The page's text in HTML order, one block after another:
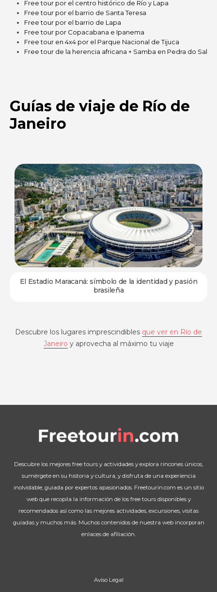
Free tour por el centro histórico de Río y Lapa
Free tour por el barrio de Santa Teresa
Free tour por el barrio de Lapa
Free tour por Copacabana e Ipanema
Free tour en 4x4 por el Parque Nacional de Tijuca
Free tour de la herencia africana + Samba en Pedra do Sal
Guías de viaje de Río de
Janeiro
El Estadio Maracaná: símbolo de la identidad y pasión
brasileña
Descubre los lugares imprescindibles que ver en Río de
Janeiro y aprovecha al máximo tu viaje
Descubre los mejores free tours y actividades y explora rincones únicos,
sumérgete en su historia y cultura, y disfruta de una experiencia
inolvidable, guiada por expertos apasionados. Freetourin.com es un sitio
web que recopila la información de los free tours disponibles y
recomendados así como las mejores actividades, excursiones, visitas
guiadas y muchos más. Muchos contenidos de nuestra web incorporan
enlaces de afiliación.
Aviso Legal